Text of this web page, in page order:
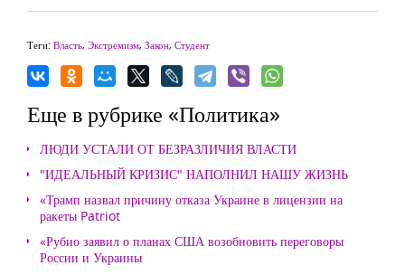
Теги: Власть, Экстремизм, Закон, Студент
Еще в рубрике «Политика»
ЛЮДИ УСТАЛИ ОТ БЕЗРАЗЛИЧИЯ ВЛАСТИ
"ИДЕАЛЬНЫЙ КРИЗИС" НАПОЛНИЛ НАШУ ЖИЗНЬ
«Трамп назвал причину отказа Украине в лицензии на
ракеты Patriot
«Рубио заявил о планах США возобновить переговоры
России и Украины